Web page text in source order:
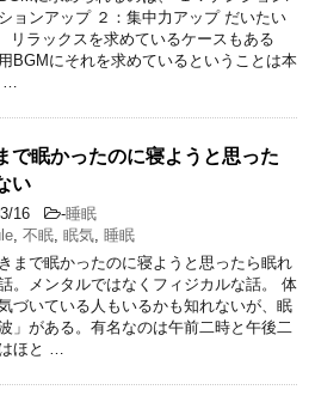
ョンアップ ２：集中力アップ だいたい
リラックスを求めているケースもある
BGMにそれを求めているということは本
で眠かったのに寝ようと思った
い
16 -睡眠
不眠 眠気 睡眠
まで眠かったのに寝ようと思ったら眠れ
。メンタルではなくフィジカルな話。 体
づいている人もいるかも知れないが、眠
」がある。有名なのは午前二時と午後二
ほと …